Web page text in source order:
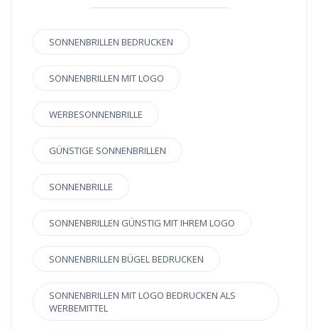
SONNENBRILLEN BEDRUCKEN
SONNENBRILLEN MIT LOGO
WERBESONNENBRILLE
GÜNSTIGE SONNENBRILLEN
SONNENBRILLE
SONNENBRILLEN GÜNSTIG MIT IHREM LOGO
SONNENBRILLEN BÜGEL BEDRUCKEN
SONNENBRILLEN MIT LOGO BEDRUCKEN ALS
WERBEMITTEL